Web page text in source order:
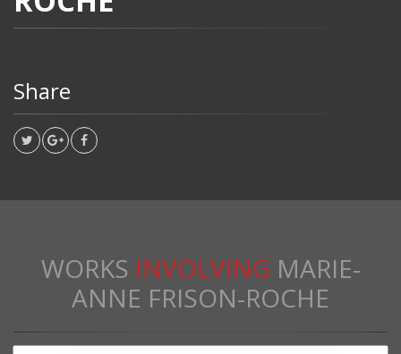
Share
WORKS INVOLVING MARIE-
ANNE FRISON-ROCHE